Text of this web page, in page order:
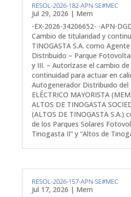
RESOL-2026-182-APN-SE#MEC
Jul 29, 2026 | Mem
-EX-2026-34206652- -APN-
Cambio de titularidad y
TINOGASTA S.A. como
Distribuido – Parque
y III. – Autorízase el cambio
continuidad para actuar en
Autogenerador Distribuido del
ELÉCTRICO MAYORISTA
ALTOS DE TINOGASTA
(ALTOS DE TINOGASTA
de los Parques Solares
Tinogasta II” y “Altos de
RESOL-2026-157-APN-SE#MEC
Jul 17, 2026 | Mem